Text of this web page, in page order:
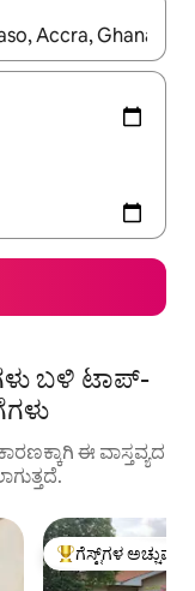
ಕೀಲಿಗಳೊಂದಿಗೆ
ಬಳಿ ಟಾಪ್-
ಈ ವಾಸ್ತವ್ಯದ
ಗೆಸ್ಟ್‌ಗಳಿಗೆ ಅತಿ ಹೆಚ್ಚು
ಗೆಸ್ಟ್‌ಗಳ